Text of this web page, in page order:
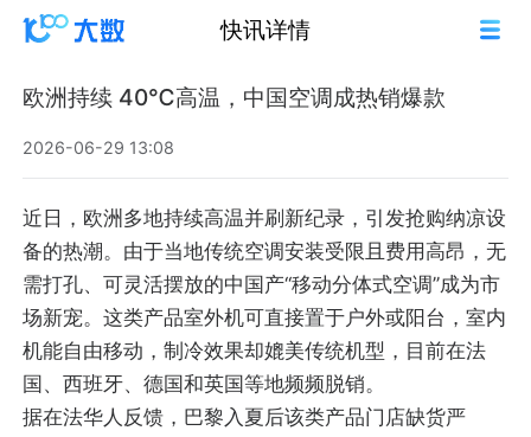
快讯详情
欧洲持续 40℃高温，中国空调成热销爆款
2026-06-29 13:08
近日，欧洲多地持续高温并刷新纪录，引发抢购纳凉设
备的热潮。由于当地传统空调安装受限且费用高昂，无
需打孔、可灵活摆放的中国产“移动分体式空调”成为市
场新宠。这类产品室外机可直接置于户外或阳台，室内
机能自由移动，制冷效果却媲美传统机型，目前在法
国、西班牙、德国和英国等地频频脱销。
据在法华人反馈，巴黎入夏后该类产品门店缺货严